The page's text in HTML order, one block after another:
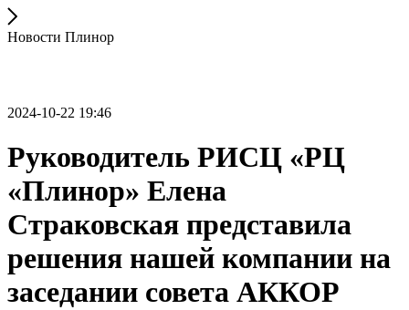
Новости Плинор
2024-10-22 19:46
Руководитель РИСЦ «РЦ
«Плинор» Елена
Страковская представила
решения нашей компании на
заседании совета АККОР